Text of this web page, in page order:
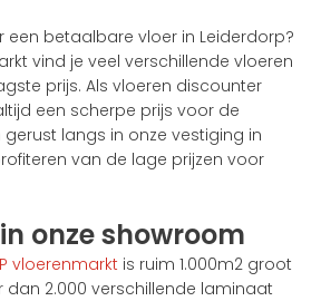
een betaalbare vloer in Leiderdorp?
vind je veel verschillende vloeren
prijs. Als vloeren discounter
een scherpe prijs voor de
langs in onze vestiging in
van de lage prijzen voor
onze showroom
vloerenmarkt is ruim 1.000m2 groot
dan 2.000 verschillende laminaat